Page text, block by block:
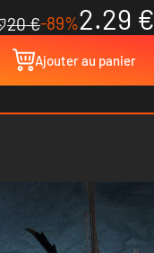
20 €-89%2.29 €
Ajouter au panier